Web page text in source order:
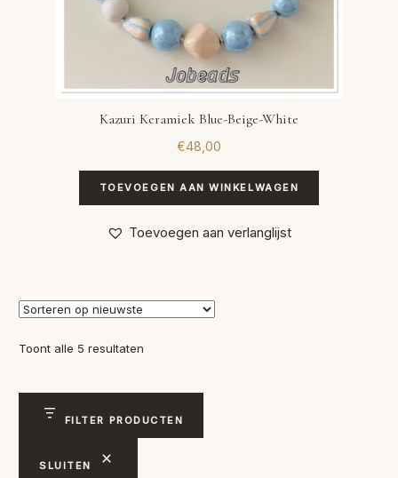
Kazuri Keramiek Blue-Beige-White
€48,00
TOEVOEGEN AAN WINKELWAGEN
Toevoegen aan verlanglijst
Toont alle 5 resultaten
FILTER PRODUCTEN
SLUITEN